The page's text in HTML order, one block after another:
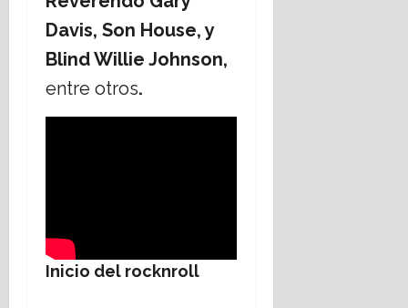
Davis, Son House, y
Blind Willie Johnson,
entre otros.
Inicio del rocknroll